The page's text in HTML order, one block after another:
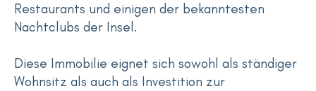
Restaurants und einigen der bekanntesten
Nachtclubs der Insel.
Diese Immobilie eignet sich sowohl als ständiger
Wohnsitz als auch als Investition zur